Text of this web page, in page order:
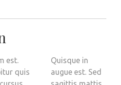
est.
quis
Quisque in
augue est. Sed